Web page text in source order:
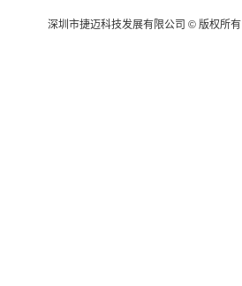
深圳市捷迈科技发展有限公司 © 版权所有